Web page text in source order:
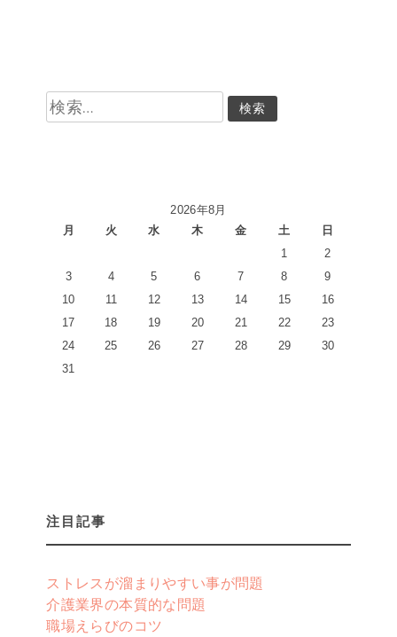
検
索:
2026年8月
月
火 水 木 金 土
日
1
2
3
4 5 6 7 8
9
10
11 12 13 14 15
16
17
18 19 20 21 22
23
24
25 26 27 28 29
30
31
注目記事
ストレスが溜まりやすい事が問題
介護業界の本質的な問題
職場えらびのコツ